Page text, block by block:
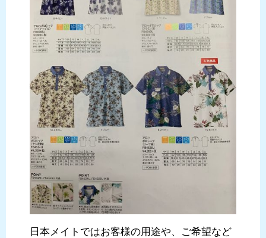
日本メイトではお客様の用途や、ご希望など